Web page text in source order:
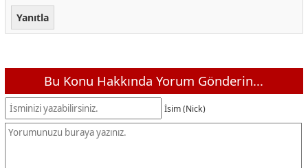
Yanıtla
Bu Konu Hakkında Yorum Gönderin...
İsim (Nick)